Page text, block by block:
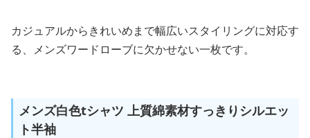
カジュアルからきれいめまで幅広いスタイリングに対応す
る、メンズワードローブに欠かせない一枚です。
メンズ白色tシャツ 上質綿素材すっきりシルエッ
ト半袖